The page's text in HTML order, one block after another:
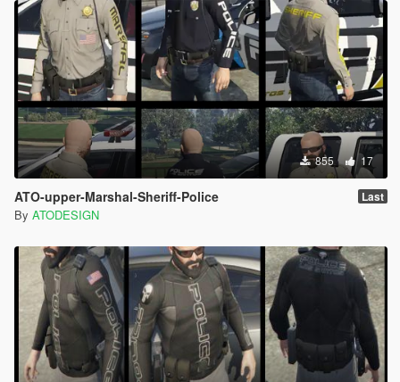
855 17
ATO-upper-Marshal-Sheriff-Police Last
By ATODESIGN